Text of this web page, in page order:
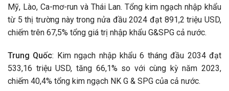
Mỹ, Lào, Ca-mơ-run và Thái Lan. Tổng kim ngạch nhập khẩu
từ 5 thị trường này trong nửa đầu 2024 đạt 891,2 triệu USD,
chiếm trên 67,5% tổng giá trị nhập khẩu G&SPG cả nước.
Trung Quốc: Kim ngạch nhập khẩu 6 tháng đầu 2034 đạt
533,16 triệu USD, tăng 66,1% so với cùng kỳ năm 2023,
chiếm 40,4% tổng kim ngạch NK G & SPG của cả nước.